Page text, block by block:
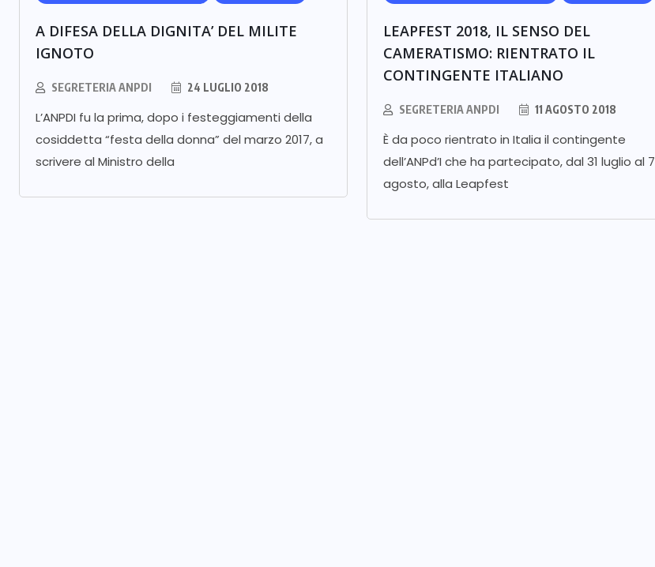
A DIFESA DELLA DIGNITA’ DEL MILITE
IGNOTO
SEGRETERIA ANPDI 24 LUGLIO 2018
L’ANPDI fu la prima, dopo i festeggiamenti della
cosiddetta “festa della donna” del marzo 2017, a
scrivere al Ministro della
LEAPFEST 2018, IL SENSO DEL
CAMERATISMO: RIENTRATO IL
CONTINGENTE ITALIANO
SEGRETERIA ANPDI 11 AGOSTO 2018
È da poco rientrato in Italia il contingente
dell’ANPd’I che ha partecipato, dal 31 luglio al 7
agosto, alla Leapfest